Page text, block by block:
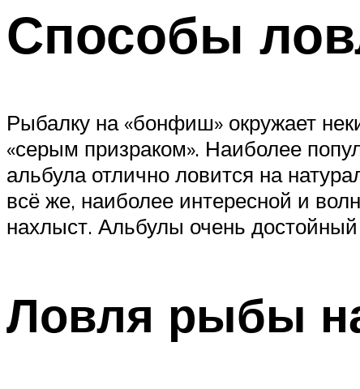
Способы
Рыбалку на «бонфиш» окружает
«серым призраком». Наиболее
альбула отлично ловится на
всё же, наиболее интересной и
нахлыст. Альбулы очень
Ловля рыбы